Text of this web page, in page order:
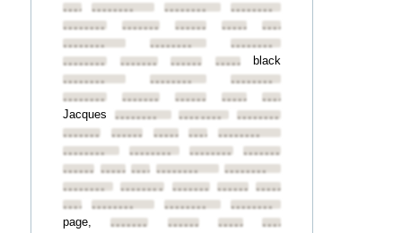
•••••••••••••••• ••••••••
••••••••
••••••••
•••••••• •••••••• ••••••••••••••••
••••••••
••••••••
••••••••
••••••••
•••••••• •••••••• ••••••••black
••••••••
••••••••
••••••••
••••••••
•••••••• •••••••• ••••••••••••••••
Jacques •••••••• ••••••••
••••••••
••••••••
••••••••••••••••••••••••••••••••
••••••••
•••••••• ••••••••
••••••••
••••••••••••••••••••••••••••••••
••••••••
••••••••
•••••••• •••••••• ••••••••••••••••
•••••••••••••••• ••••••••
••••••••
page,•••••••• •••••••• •••••••• ••••••••